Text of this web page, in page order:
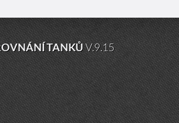
TANKŮV.9.15